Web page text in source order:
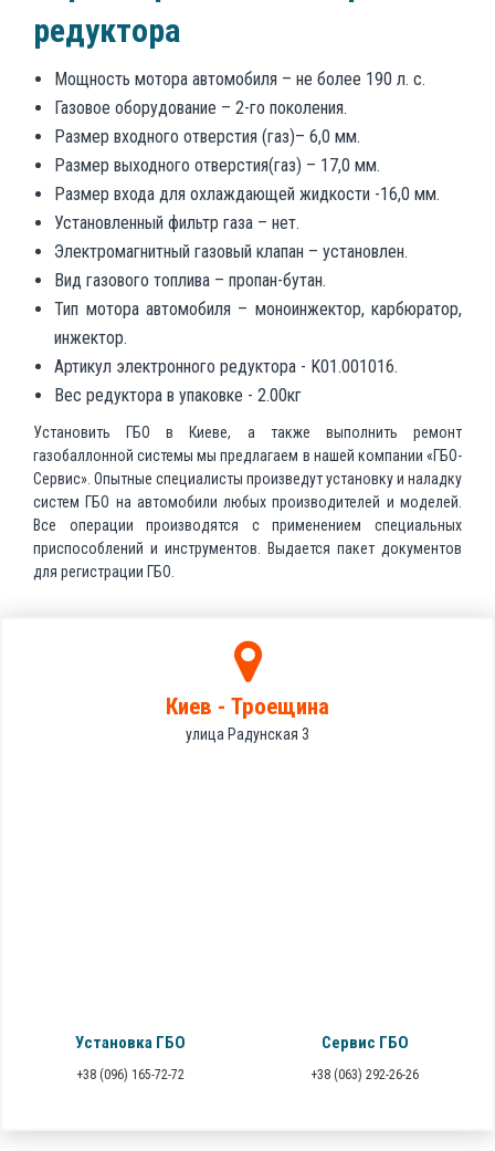
редуктора
Мощность мотора автомобиля – не более 190 л. с.
Газовое оборудование – 2-го поколения.
Размер входного отверстия (газ)– 6,0 мм.
Размер выходного отверстия(газ) – 17,0 мм.
Размер входа для охлаждающей жидкости -16,0 мм.
Установленный фильтр газа – нет.
Электромагнитный газовый клапан – установлен.
Вид газового топлива – пропан-бутан.
Тип мотора автомобиля – моноинжектор, карбюратор,
инжектор.
Артикул электронного редуктора - K01.001016.
Вес редуктора в упаковке - 2.00кг
Установить ГБО в Киеве, а также выполнить ремонт
газобаллонной системы мы предлагаем в нашей компании «ГБО-
Сервис». Опытные специалисты произведут установку и наладку
систем ГБО на автомобили любых производителей и моделей.
Все операции производятся с применением специальных
приспособлений и инструментов. Выдается пакет документов
для регистрации ГБО.
Киев - Троещина
улица Радунская 3
Установка ГБО
+38 (096) 165-72-72
Сервис ГБО
+38 (063) 292-26-26